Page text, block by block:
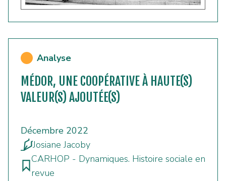
Analyse
MÉDOR, UNE COOPÉRATIVE À HAUTE(S)
VALEUR(S) AJOUTÉE(S)
Décembre 2022
Josiane Jacoby
CARHOP - Dynamiques. Histoire sociale en
revue